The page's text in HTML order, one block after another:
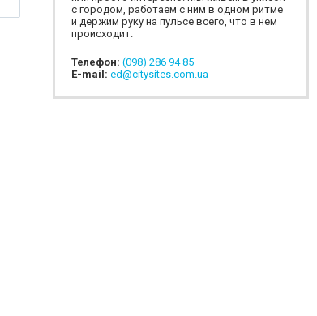
с городом, работаем с ним в одном ритме
и держим руку на пульсе всего, что в нем
происходит.
Телефон: (098) 286 94 85
E-mail: ed@citysites.com.ua